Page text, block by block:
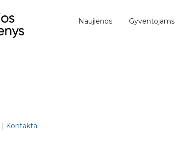
Naujienos Gyventojams
| Kontaktai